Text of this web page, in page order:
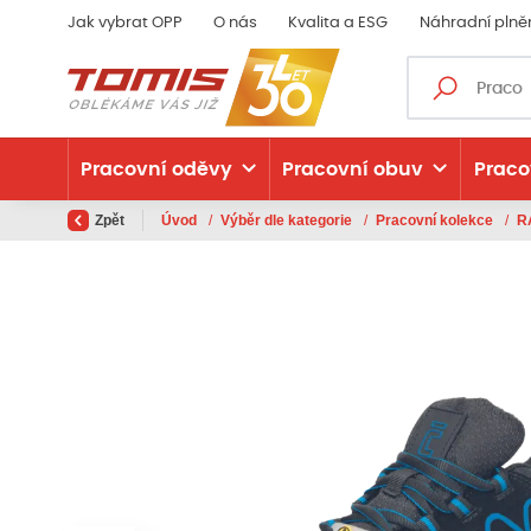
Jak vybrat OPP O nás Kvalita a ESG Náhradní
Pracovní oděvy Pracovní obuv
Zpět Úvod / Výběr dle kategorie / Pracovní kolekce /